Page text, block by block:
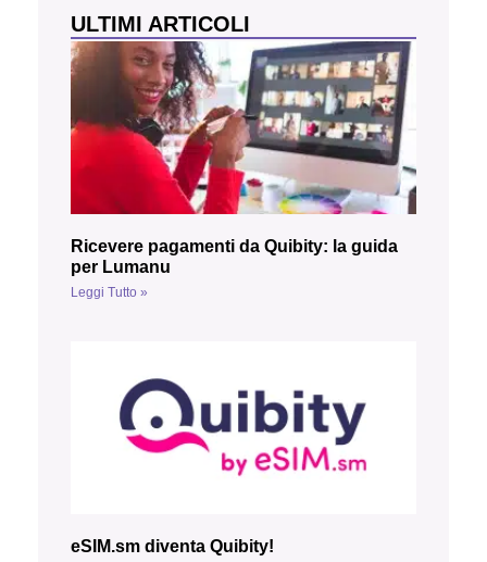
ULTIMI ARTICOLI
Ricevere pagamenti da Quibity: la guida
per Lumanu
Leggi Tutto »
eSIM.sm diventa Quibity!